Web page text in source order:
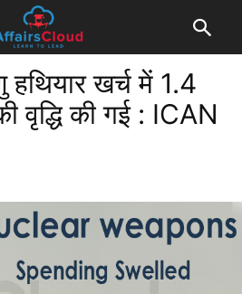
खर्च में 1.4
वृद्धि की गई : ICAN